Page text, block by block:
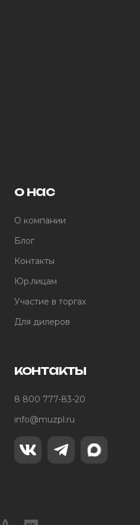
о нас
О компании
Блог
Контакты
Юр.лицам
Участие в торгах
Для дилеров
контакты
8 800 777-83-20
info@muzpl.ru